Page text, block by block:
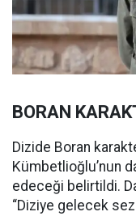
BORAN
Dizide Boran
Kümbetlioğlu’nun
edeceği belirtildi.
“Diziye gelecek